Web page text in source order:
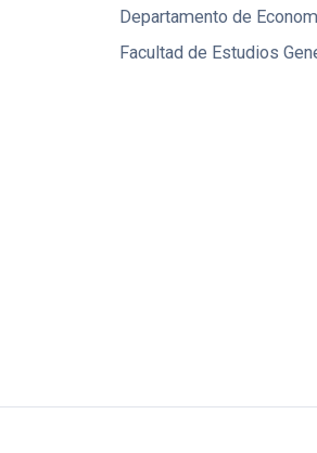
Departamento de
Facultad de Estudios